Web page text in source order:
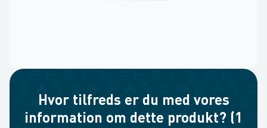
Hvor tilfreds er du med vores
information om dette produkt? (1